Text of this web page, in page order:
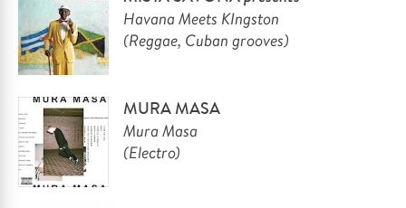
Havana Meets KIngston
(Reggae, Cuban grooves)
MURA MASA
Mura Masa
(Electro)